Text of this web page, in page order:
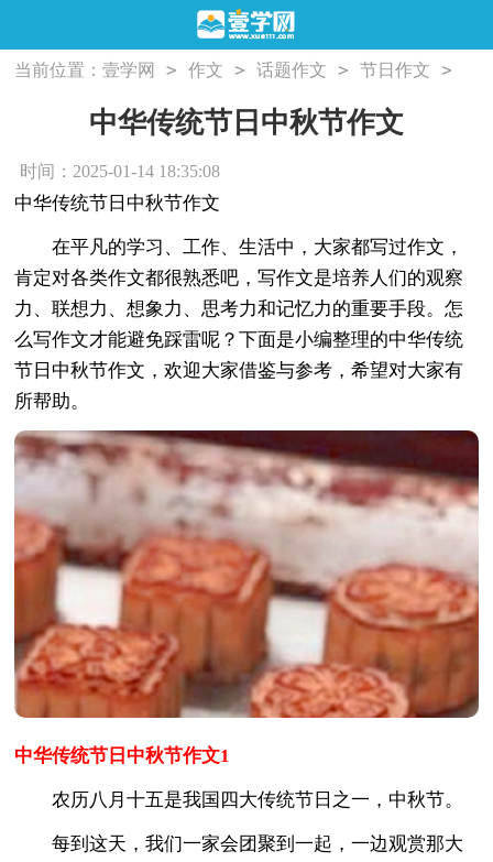
当前位置：壹学网 > 作文 > 话题作文 > 节日作文 >
中华传统节日中秋节作文
中华传统节日中秋节作文
时间：2025-01-14 18:35:08
中华传统节日中秋节作文
在平凡的学习、工作、生活中，大家都写过作文，
肯定对各类作文都很熟悉吧，写作文是培养人们的观察
力、联想力、想象力、思考力和记忆力的重要手段。怎
么写作文才能避免踩雷呢？下面是小编整理的中华传统
节日中秋节作文，欢迎大家借鉴与参考，希望对大家有
所帮助。
中华传统节日中秋节作文1
农历八月十五是我国四大传统节日之一，中秋节。
每到这天，我们一家会团聚到一起，一边观赏那大